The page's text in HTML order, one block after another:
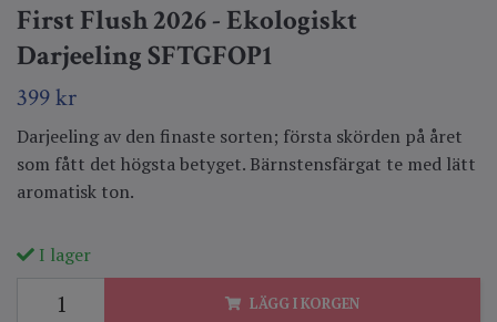
First Flush 2026 - Ekologiskt
Darjeeling SFTGFOP1
399 kr
Darjeeling av den finaste sorten; första skörden på året
som fått det högsta betyget. Bärnstensfärgat te med lätt
aromatisk ton.
I lager
LÄGG I KORGEN